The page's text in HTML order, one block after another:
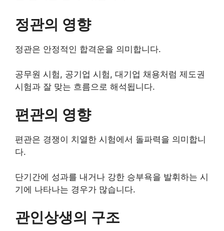
정관의 영향
정관은 안정적인 합격운을 의미합니다.
공무원 시험, 공기업 시험, 대기업 채용처럼 제도권
시험과 잘 맞는 흐름으로 해석됩니다.
편관의 영향
편관은 경쟁이 치열한 시험에서 돌파력을 의미합니
다.
단기간에 성과를 내거나 강한 승부욕을 발휘하는 시
기에 나타나는 경우가 많습니다.
관인상생의 구조